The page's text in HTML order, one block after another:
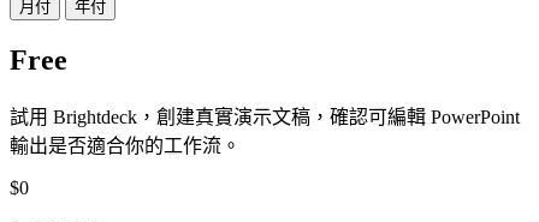
月付 年付
Free
試用 Brightdeck，創建真實演示文稿，確認可編輯 PowerPoint
輸出是否適合你的工作流。
$0